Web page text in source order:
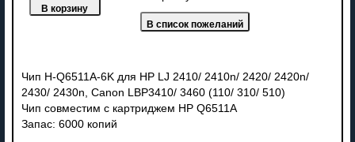
Чип H-Q6511A-6K для HP LJ 2410/ 2410n/ 2420/ 2420n/
2430/ 2430n, Canon LBP3410/ 3460 (110/ 310/ 510)
Чип совместим с картриджем HP Q6511A
Запас: 6000 копий